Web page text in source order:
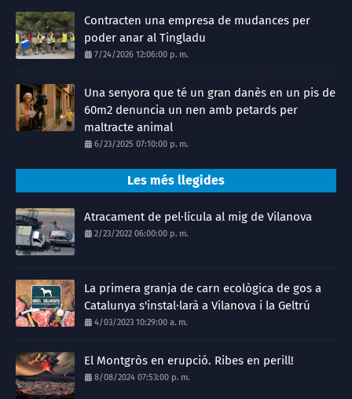
Contracten una empresa de mudances per
poder anar al Tingladu
7/24/2026 12:06:00 p. m.
Una senyora que té un gran danès en un pis de
60m2 denuncia un nen amb petards per
maltracte animal
6/23/2025 07:10:00 p. m.
Les més llegides
Atracament de pel·lícula al mig de Vilanova
2/23/2022 06:00:00 p. m.
La primera granja de carn ecològica de gos a
Catalunya s'instal·larà a Vilanova i la Geltrú
4/03/2023 10:29:00 a. m.
El Montgròs en erupció. Ribes en perill!
8/08/2024 07:53:00 p. m.